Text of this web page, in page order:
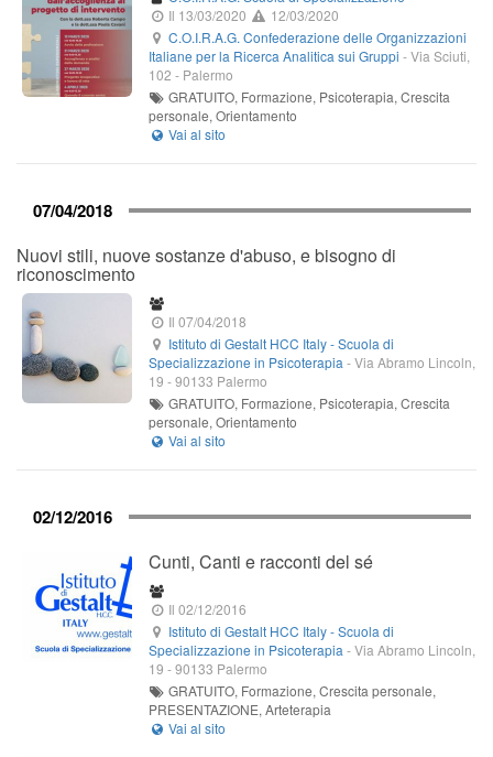
Il 13/03/2020
12/03/2020
C.O.I.R.A.G. Confederazione delle Organizzazioni
Italiane per la Ricerca Analitica sui Gruppi -Via Sciuti,
102 - Palermo
GRATUITO, Formazione, Psicoterapia, Crescita
personale, Orientamento
07/04/2018
Nuovi stili, nuove sostanze d'abuso, e bisogno di
riconoscimento
Il 07/04/2018
Istituto di Gestalt HCC Italy - Scuola di
Specializzazione in Psicoterapia -Via Abramo Lincoln,
19 -90133 Palermo
GRATUITO, Formazione, Psicoterapia, Crescita
personale, Orientamento
02/12/2016
Cunti, Canti e racconti del sé
Il 02/12/2016
Istituto di Gestalt HCC Italy - Scuola di
Specializzazione in Psicoterapia -Via Abramo Lincoln,
19 -90133 Palermo
GRATUITO, Formazione, Crescita personale,
PRESENTAZIONE, Arteterapia